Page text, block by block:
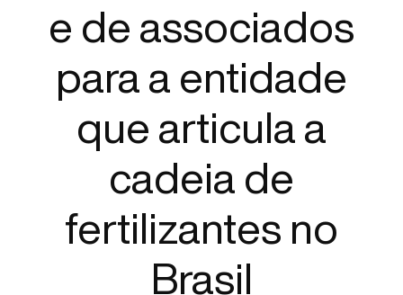
e de associados
para a entidade
que articula a
cadeia de
fertilizantes no
Brasil